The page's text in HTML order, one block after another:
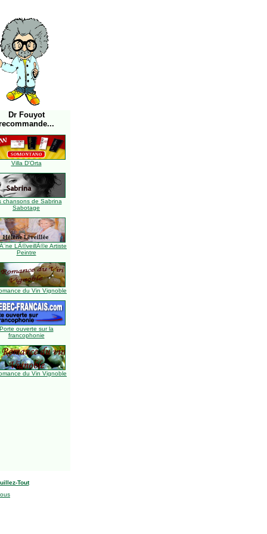
Dr Fouyot
Villa D'Orta
chansons de Sabrina
Sabotage
LÃ©veillÃ©e Artiste
Peintre
du Vin Vignoble
ouverte sur la
francophonie
du Vin Vignoble
Tout